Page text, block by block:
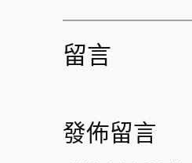
留言
發佈留言